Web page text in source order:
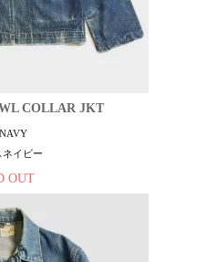
COLLAR JKT
ネイビー
OUT